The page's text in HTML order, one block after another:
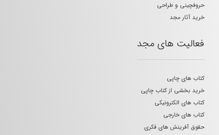
حروفچینی و طراحی
خرید آثار مجد
فعالیت های مجد
کتاب های چاپی
خرید بخشی از کتاب چاپی
کتاب های الکترونیکی
کتاب های خارجی
حقوق آفرینش های فکری